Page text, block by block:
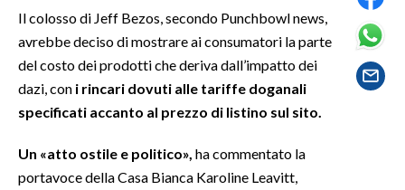
SARDEGNA TURISMO
SARDI NEL MONDO
NOTIZIE
EVENTI
Il colosso di Jeff Bezos, secondo Punchbowl news,
avrebbe deciso di mostrare ai consumatori la parte
del costo dei prodotti che deriva dall’impatto dei
dazi, con i rincari dovuti alle tariffe doganali
specificati accanto al prezzo di listino sul sito.
Un «atto ostile e politico», ha commentato la
portavoce della Casa Bianca Karoline Leavitt,